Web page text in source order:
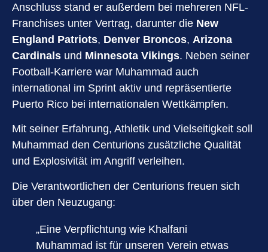
Anschluss stand er außerdem bei mehreren NFL-
Franchises unter Vertrag, darunter die New
England Patriots, Denver Broncos, Arizona
Cardinals und Minnesota Vikings. Neben seiner
Football-Karriere war Muhammad auch
international im Sprint aktiv und repräsentierte
Puerto Rico bei internationalen Wettkämpfen.
Mit seiner Erfahrung, Athletik und Vielseitigkeit soll
Muhammad den Centurions zusätzliche Qualität
und Explosivität im Angriff verleihen.
Die Verantwortlichen der Centurions freuen sich
über den Neuzugang:
„Eine Verpflichtung wie Khalfani
Muhammad ist für unseren Verein etwas